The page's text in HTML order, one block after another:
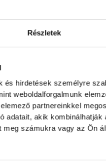
Részletek
és hirdetések személyre
weboldalforgalmunk
partnereinkkel
adatait, akik
meg számukra vagy az Ön
hogy az
működjön -
látogatása
fel a
kreatív feladatok és
Tinker
vezetője